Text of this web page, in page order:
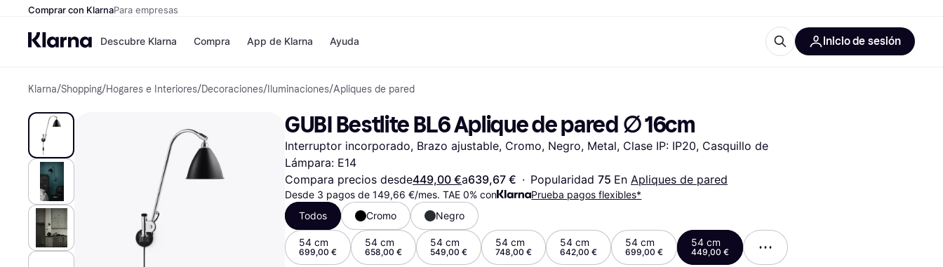
Comprar con KlarnaPara empresas
Descubre Klarna
Formas de pago
Paga ahora
Paga en 3 plazos
Paga en 30 días
Financiación
Klarna en Apple Pay
Compras y recompensas
Directorio de tiendas
Suscripciones
Invita a un amigo
Saldo
Cuentas de ahorro
Cuenta Flex
Compra
Tiendas
Zalando Prive
JD Sports
Directorio de tiendas
Compra y compara precios
Belleza
Ropa
Juguetes
Hogares e Interiores
Audio y Video
Deportes y Aire libre
Informática
Hazlo tú mismo
Teléfonos & Wearables
Niños y Familia
Transportes Motorizados
Electrodomésticos de
Cocina
Electrodomésticos
App de Klarna Ayuda Inicio de sesión
Klarna/Shopping/Hogares e Interiores/Decoraciones/ Iluminaciones/Apliques de pared
GUBI Bestlite BL6 Aplique de pared ∅ 16cm
Interruptor incorporado, Brazo ajustable, Cromo, Negro, Metal, Clase IP: IP20, Casquillo de
Lámpara: E14
Compara precios desde449,00 €a639,67 € · Popularidad 75 En Apliques de pared
Desde 3 pagos de 149,66 €/mes. TAE 0% con
Prueba pagos flexibles*
Todos
Cromo Negro
54 cm
699,00 €
54 cm
658,00 €
54 cm
549,00 €
54 cm
748,00 €
54 cm
642,00 €
54 cm
699,00 €
54 cm
449,00 €